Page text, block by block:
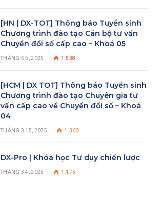
[HN | DX-TOT] Thông báo Tuyển sinh
Chương trình đào tạo Cán bộ tư vấn
Chuyển đổi số cấp cao – Khoá 05
THÁNG 6 5, 2025 1.538
[HCM | DX TOT] Thông báo Tuyển sinh
Chương trình đào tạo Chuyên gia tư
vấn cấp cao về Chuyển đổi số – Khoá
04
THÁNG 3 15, 2025 1.360
DX-Pro | Khóa học Tư duy chiến lược
THÁNG 3 4, 2025 1.175